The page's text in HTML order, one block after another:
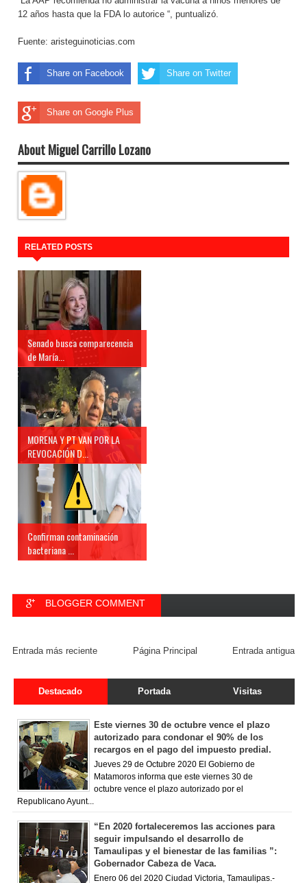
12 años hasta que la FDA lo autorice “, puntualizó.
Fuente: aristeguinoticias.com
Share on Facebook Share on Twitter
Share on Google Plus
About Miguel Carrillo Lozano
RELATED POSTS
Senado busca comparecencia
de María...
MORENA Y PT VAN POR LA
REVOCACIÓN D...
Confirman contaminación
bacteriana ...
BLOGGER COMMENT
Entrada más reciente Entrada antigua
Página Principal
Destacado Portada Visitas
Este viernes 30 de octubre vence el plazo
autorizado para condonar el 90% de los
recargos en el pago del impuesto predial.
Jueves 29 de Octubre 2020 El Gobierno de
Matamoros informa que este viernes 30 de
octubre vence el plazo autorizado por el
Republicano Ayunt...
“En 2020 fortaleceremos las acciones para
seguir impulsando el desarrollo de
Tamaulipas y el bienestar de las familias ”:
Gobernador Cabeza de Vaca.
Enero 06 del 2020 Ciudad Victoria, Tamaulipas.-